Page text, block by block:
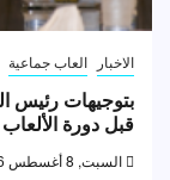
الاخبار العاب جماعية
بتوجيهات رئيس
قبل دورة
السبت, 8 أغسطس 2026, 10:14 م